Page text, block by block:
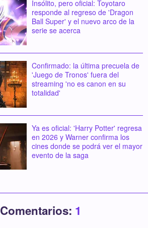
Insólito, pero oficial: Toyotaro
responde al regreso de 'Dragon
Ball Super' y el nuevo arco de la
serie se acerca
Confirmado: la última precuela de
'Juego de Tronos' fuera del
streaming 'no es canon en su
totalidad'
Ya es oficial: 'Harry Potter' regresa
en 2026 y Warner confirma los
cines donde se podrá ver el mayor
evento de la saga
Comentarios: 1